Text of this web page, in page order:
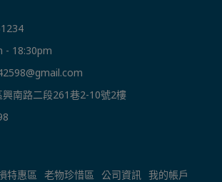
- 18:30pm
南路二段261巷2-10號2樓
特惠區 老物珍惜區 公司資訊 我的帳戶